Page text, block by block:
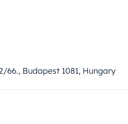
66., Budapest 1081, Hungary